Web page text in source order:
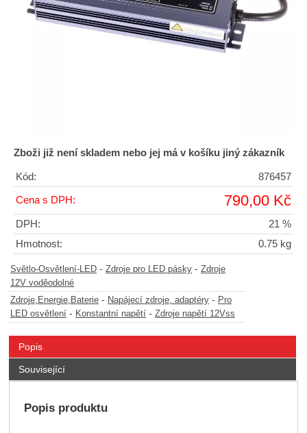
Zboži již není skladem nebo jej má v košíku jiný zákazník
Kód: 876457
Cena s DPH: 790,00 Kč
DPH:
21 %
Hmotnost:
0.75 kg
Světlo-Osvětlení-LED - Zdroje pro LED pásky - Zdroje
12V voděodolné
Zdroje,Energie,Baterie - Napájecí zdroje, adaptéry - Pro
LED osvětlení - Konstantní napětí - Zdroje napětí 12Vss
Popis
Související
Popis produktu